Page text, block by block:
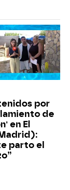
por
de
en El
parto el